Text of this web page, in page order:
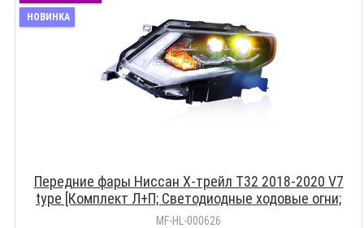
НОВИНКА
Передние фары Ниссан Х-трейл Т32 2018-2020 V7
type [Комплект Л+П; Светодиодные ходовые огни;
FULL LED; электрокорректор]
MF-HL-000626